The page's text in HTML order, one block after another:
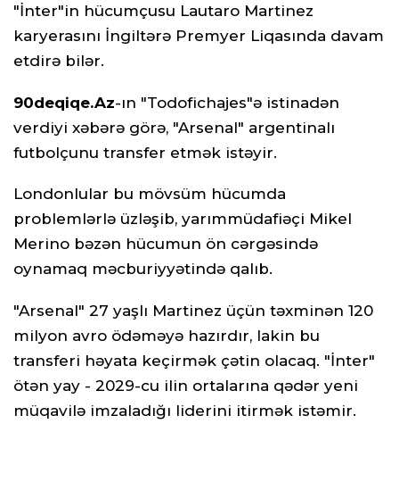
"İnter"in hücumçusu Lautaro Martinez
karyerasını İngiltərə Premyer Liqasında davam
etdirə bilər.
90deqiqe.Az-ın "Todofichajes"ə istinadən
verdiyi xəbərə görə, "Arsenal" argentinalı
futbolçunu transfer etmək istəyir.
Londonlular bu mövsüm hücumda
problemlərlə üzləşib, yarımmüdafiəçi Mikel
Merino bəzən hücumun ön cərgəsində
oynamaq məcburiyyətində qalıb.
"Arsenal" 27 yaşlı Martinez üçün təxminən 120
milyon avro ödəməyə hazırdır, lakin bu
transferi həyata keçirmək çətin olacaq. "İnter"
ötən yay - 2029-cu ilin ortalarına qədər yeni
müqavilə imzaladığı liderini itirmək istəmir.